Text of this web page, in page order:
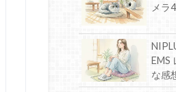
メラ
EMS
な感